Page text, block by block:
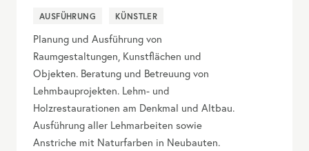
AUSFÜHRUNG KÜNSTLER
Planung und Ausführung von
Raumgestaltungen, Kunstflächen und
Objekten. Beratung und Betreuung von
Lehmbauprojekten. Lehm- und
Holzrestaurationen am Denkmal und Altbau.
Ausführung aller Lehmarbeiten sowie
Anstriche mit Naturfarben in Neubauten.